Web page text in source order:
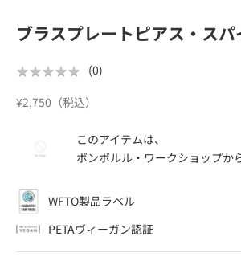
ブラスプレートピアス・スパ
★★★★★
★★★★★ (0)
セール価格
¥2,750（税込）
このアイテムは、
ボンボルル・ワークショップか
WFTO製品ラベル
PETAヴィーガン認証